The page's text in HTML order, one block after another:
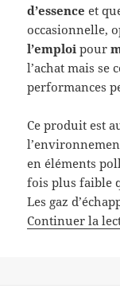
d’essence et
occasionnelle,
l’emploi pour
l’achat mais se
performances
Ce produit est
en éléments
fois plus faible
Les gaz
Continuer la